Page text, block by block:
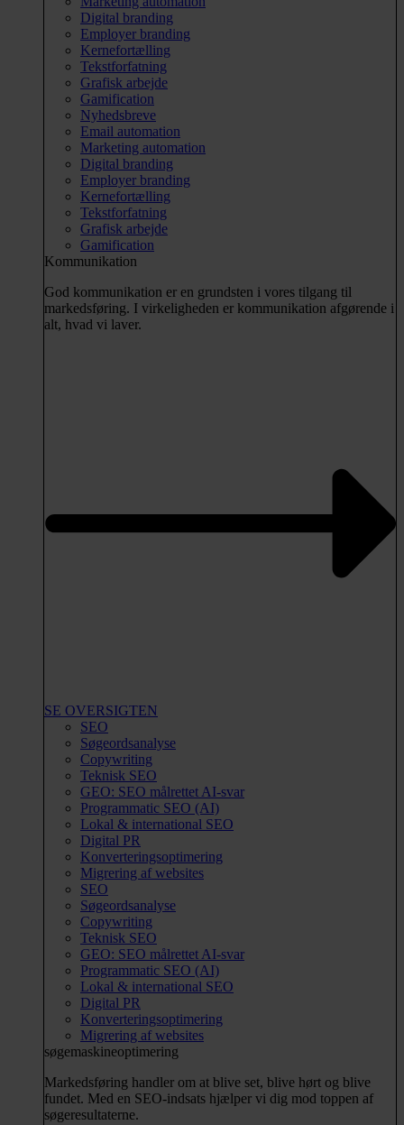
Digital branding
Employer branding
Kernefortælling
Tekstforfatning
Grafisk arbejde
Gamification
Nyhedsbreve
Email automation
Marketing automation
Digital branding
Employer branding
Kernefortælling
Tekstforfatning
Grafisk arbejde
Gamification
Kommunikation
God kommunikation er en grundsten i vores tilgang til
markedsføring. I virkeligheden er kommunikation afgørende i
alt, hvad vi laver.
SE OVERSIGTEN
SEO
Søgeordsanalyse
Copywriting
Teknisk SEO
GEO: SEO målrettet AI-svar
Programmatic SEO (AI)
Lokal & international SEO
Digital PR
Konverteringsoptimering
Migrering af websites
SEO
Søgeordsanalyse
Copywriting
Teknisk SEO
GEO: SEO målrettet AI-svar
Programmatic SEO (AI)
Lokal & international SEO
Digital PR
Konverteringsoptimering
Migrering af websites
søgemaskineoptimering
Markedsføring handler om at blive set, blive hørt og blive
fundet. Med en SEO-indsats hjælper vi dig mod toppen af
søgeresultaterne.